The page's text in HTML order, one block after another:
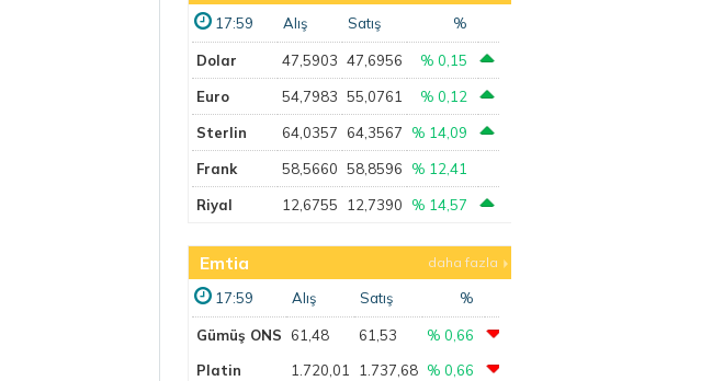
17:59 Alış Satış %
Dolar 47,5903 47,6956 % 0,15
Euro 54,7983 55,0761 % 0,12
Sterlin 64,0357 64,3567 % 14,09
Frank 58,5660 58,8596 % 12,41
Riyal 12,6755 12,7390 % 14,57
Emtia daha fazla
17:59 Alış Satış %
Gümüş ONS 61,48 61,53
% 0,66
Platin
1.720,01 1.737,68 % 0,66